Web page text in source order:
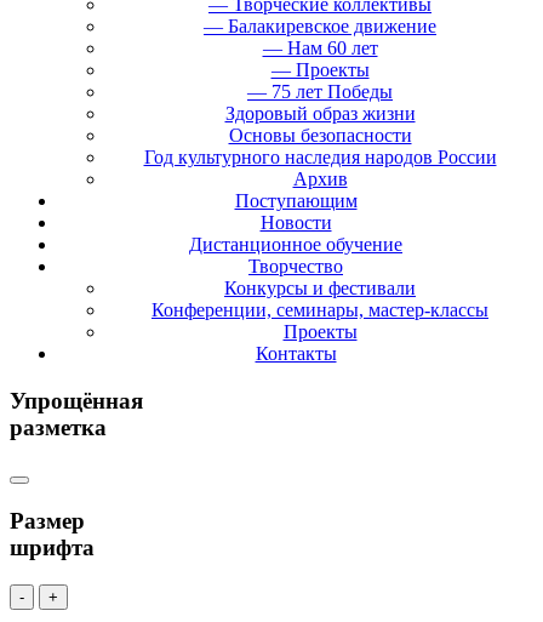
— Творческие коллективы
— Балакиревское движение
— Нам 60 лет
— Проекты
— 75 лет Победы
Здоровый образ жизни
Основы безопасности
Год культурного наследия народов России
Архив
Поступающим
Новости
Дистанционное обучение
Творчество
Конкурсы и фестивали
Конференции, семинары, мастер-классы
Проекты
Контакты
Упрощённая
разметка
Размер
шрифта
- +